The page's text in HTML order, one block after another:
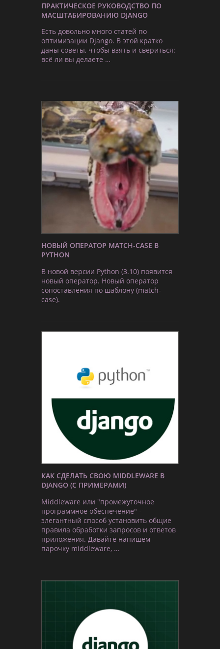
ПРАКТИЧЕСКОЕ РУКОВОДСТВО ПО
МАСШТАБИРОВАНИЮ DJANGO
Есть довольно много статей по
оптимизации Django. В этой кратко
даны советы, чтобы взять и свериться:
всё ли вы делаете …
НОВЫЙ ОПЕРАТОР MATCH-CASE В
PYTHON
В новой версии Python (3.10) появится
новый оператор. Новый оператор
сопоставления по шаблону (match-
case).
КАК СДЕЛАТЬ СВОЮ MIDDLEWARE В
DJANGO (С ПРИМЕРАМИ)
Middleware или "промежуточное
программное обеспечение" -
элегантный способ установить общие
правила обработки запросов и ответов
приложения. Давайте напишем
парочку middleware, …